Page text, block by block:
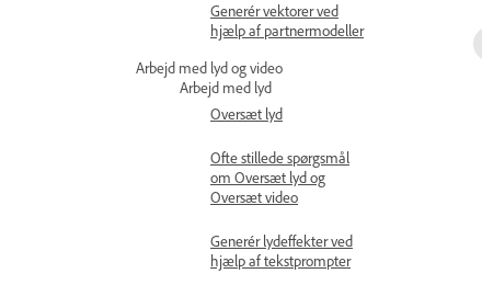
Generér vektorer ved
hjælp af partnermodeller
Arbejd med lyd og video
Arbejd med lyd
Oversæt lyd
Ofte stillede spørgsmål
om Oversæt lyd og
Oversæt video
Generér lydeffekter ved
hjælp af tekstprompter